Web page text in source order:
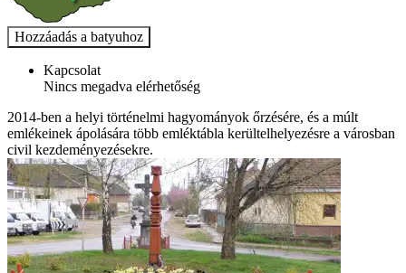
Kapcsolat
Nincs megadva elérhetőség
2014-ben a helyi történelmi hagyományok őrzésére, és a múlt
emlékeinek ápolására több emléktábla kerültelhelyezésre a városban
civil kezdeményezésekre.